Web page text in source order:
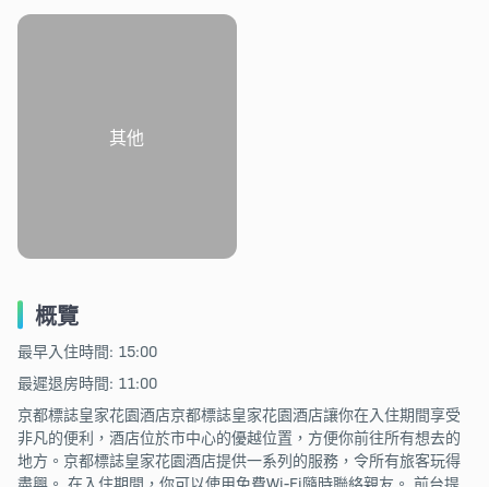
其他
概覽
最早入住時間: 15:00
最遲退房時間: 11:00
京都標誌皇家花園酒店京都標誌皇家花園酒店讓你在入住期間享受
非凡的便利，酒店位於市中心的優越位置，方便你前往所有想去的
地方。京都標誌皇家花園酒店提供一系列的服務，令所有旅客玩得